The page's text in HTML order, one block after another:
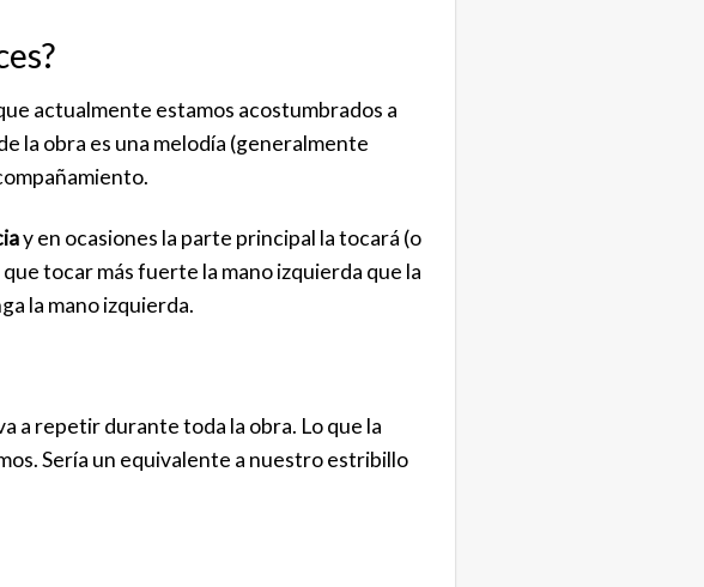
actualmente estamos acostumbrados a
la obra es una melodía (generalmente
y en ocasiones la parte principal la tocará (o
tocar más fuerte la mano izquierda que la
la mano izquierda.
a repetir durante toda la obra. Lo que la
Sería un equivalente a nuestro estribillo